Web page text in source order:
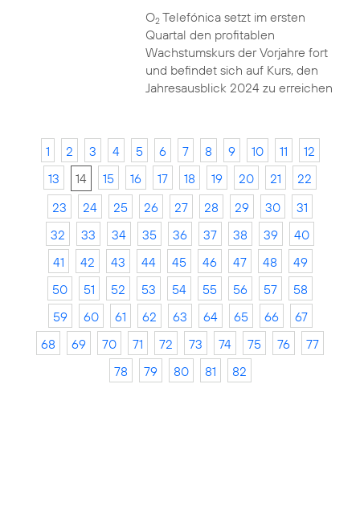
O2Telefónica setzt im ersten
Quartal den profitablen
Wachstumskurs der Vorjahre fort
und befindet sich auf Kurs, den
Jahresausblick 2024 zu erreichen
1 2 3 4 5 6 7 8 9 10 11
12
13
14 15 16 17 18 19 20 21
22
23
24 25 26 27 28 29 30
31
32
33 34 35 36 37 38 39
40
41
42 43 44 45 46 47 48
49
50
51 52 53 54 55 56 57
58
59
60 61 62 63 64 65 66
67
68
69 70 71 72 73 74 75 76
77
78
79 80 81 82